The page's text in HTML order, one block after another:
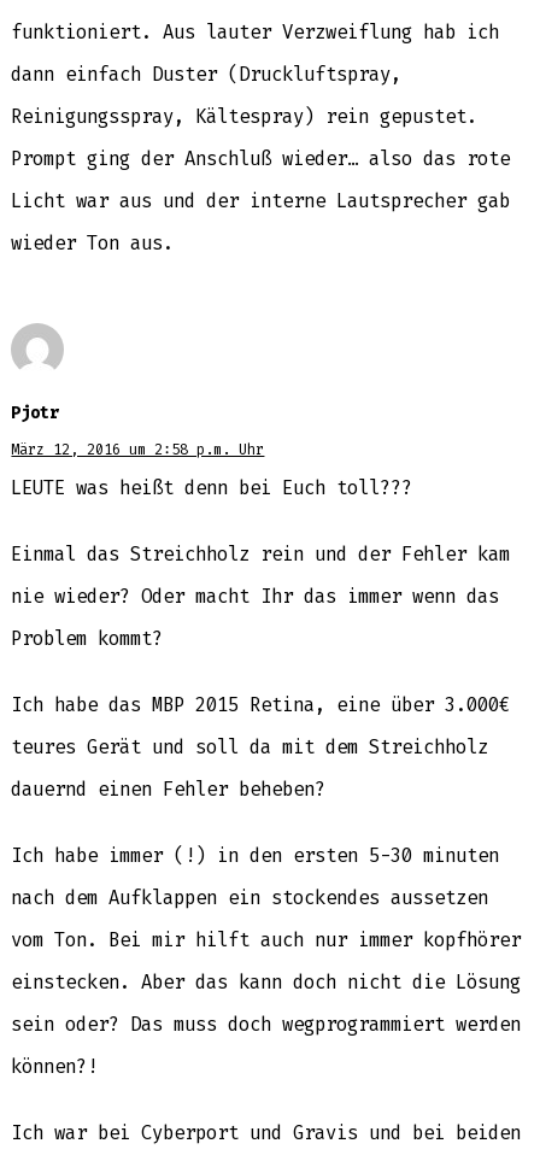
funktioniert. Aus lauter Verzweiflung hab ich
dann einfach Duster (Druckluftspray,
Reinigungsspray, Kältespray) rein gepustet.
Prompt ging der Anschluß wieder… also das rote
Licht war aus und der interne Lautsprecher gab
wieder Ton aus.
Pjotr
März 12, 2016 um 2:58 p.m. Uhr
LEUTE was heißt denn bei Euch toll???
Einmal das Streichholz rein und der Fehler kam
nie wieder? Oder macht Ihr das immer wenn das
Problem kommt?
Ich habe das MBP 2015 Retina, eine über 3.000€
teures Gerät und soll da mit dem Streichholz
dauernd einen Fehler beheben?
Ich habe immer (!) in den ersten 5-30 minuten
nach dem Aufklappen ein stockendes aussetzen
vom Ton. Bei mir hilft auch nur immer kopfhörer
einstecken. Aber das kann doch nicht die Lösung
sein oder? Das muss doch wegprogrammiert werden
können?!
Ich war bei Cyberport und Gravis und bei beiden